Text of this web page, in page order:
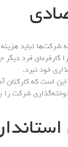
شرکت‌ها نباید
کارفرمای فرد
خود نبرد.
است که
شرکت را